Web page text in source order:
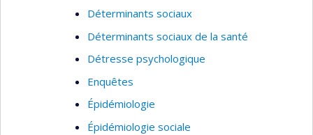
Déterminants sociaux
Déterminants sociaux de la santé
Détresse psychologique
Enquêtes
Épidémiologie
Épidémiologie sociale